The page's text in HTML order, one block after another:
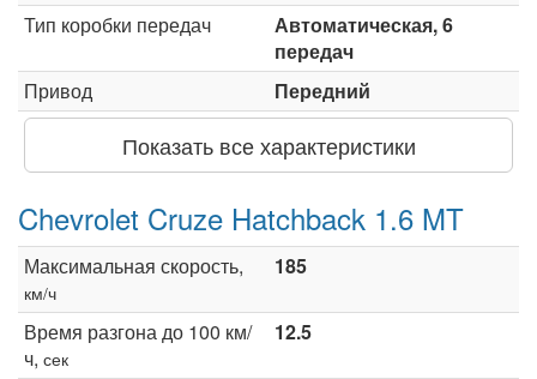
Тип коробки передач
Автоматическая, 6
передач
Привод
Передний
Показать все характеристики
Chevrolet Cruze Hatchback 1.6 MT
Максимальная скорость,
км/ч
185
Время разгона до 100 км/
ч, сек
12.5